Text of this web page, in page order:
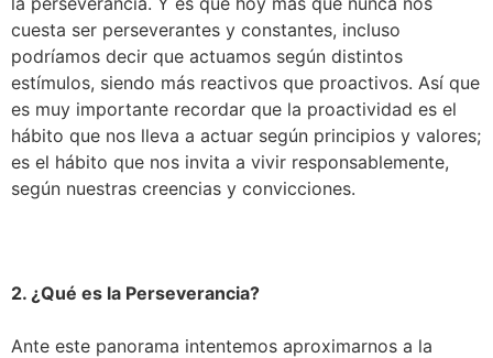
cuesta ser perseverantes y constantes, incluso
podríamos decir que actuamos según distintos
estímulos, siendo más reactivos que proactivos. Así que
es muy importante recordar que la proactividad es el
hábito que nos lleva a actuar según principios y valores;
es el hábito que nos invita a vivir responsablemente,
según nuestras creencias y convicciones.
2. ¿Qué es la Perseverancia?
Ante este panorama intentemos aproximarnos a la